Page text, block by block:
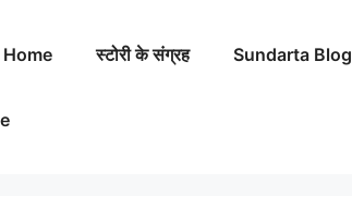
Home स्टोरी के संग्रह Sundarta Blog